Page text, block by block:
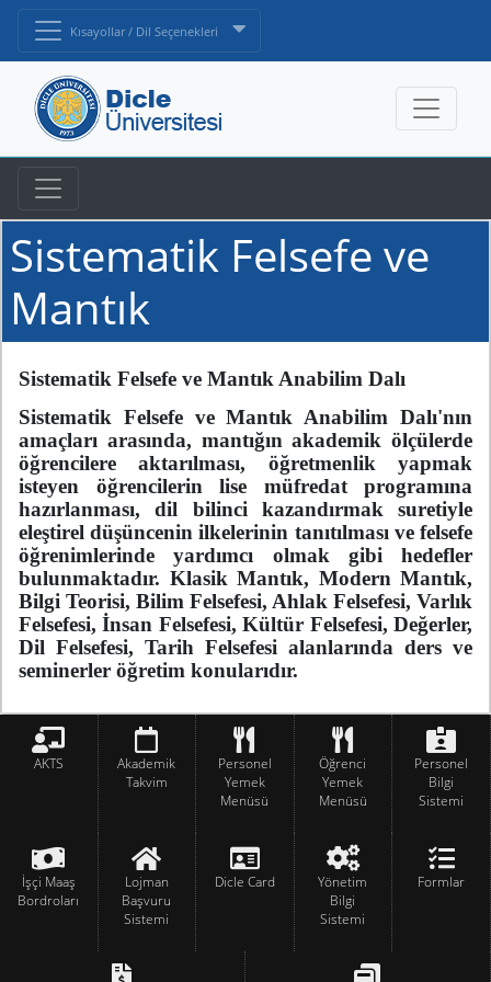
Kısayollar / Dil Seçenekleri
Sistematik Felsefe ve
Mantık
Sistematik Felsefe ve Mantık Anabilim Dalı
Sistematik Felsefe ve Mantık Anabilim Dalı'nın
amaçları arasında, mantığın akademik ölçülerde
öğrencilere aktarılması, öğretmenlik yapmak
isteyen öğrencilerin lise müfredat programına
hazırlanması, dil bilinci kazandırmak suretiyle
eleştirel düşüncenin ilkelerinin tanıtılması ve felsefe
öğrenimlerinde yardımcı olmak gibi hedefler
bulunmaktadır. Klasik Mantık, Modern Mantık,
Bilgi Teorisi, Bilim Felsefesi, Ahlak Felsefesi, Varlık
Felsefesi, İnsan Felsefesi, Kültür Felsefesi, Değerler,
Dil Felsefesi, Tarih Felsefesi alanlarında ders ve
seminerler öğretim konularıdır.
AKTS
Akademik
Takvim
Personel
Yemek
Menüsü
Öğrenci
Yemek
Menüsü
Personel
Bilgi
Sistemi
İşçi Maaş
Bordroları
Lojman
Başvuru
Sistemi
Dicle Card
Yönetim
Bilgi
Sistemi
Formlar